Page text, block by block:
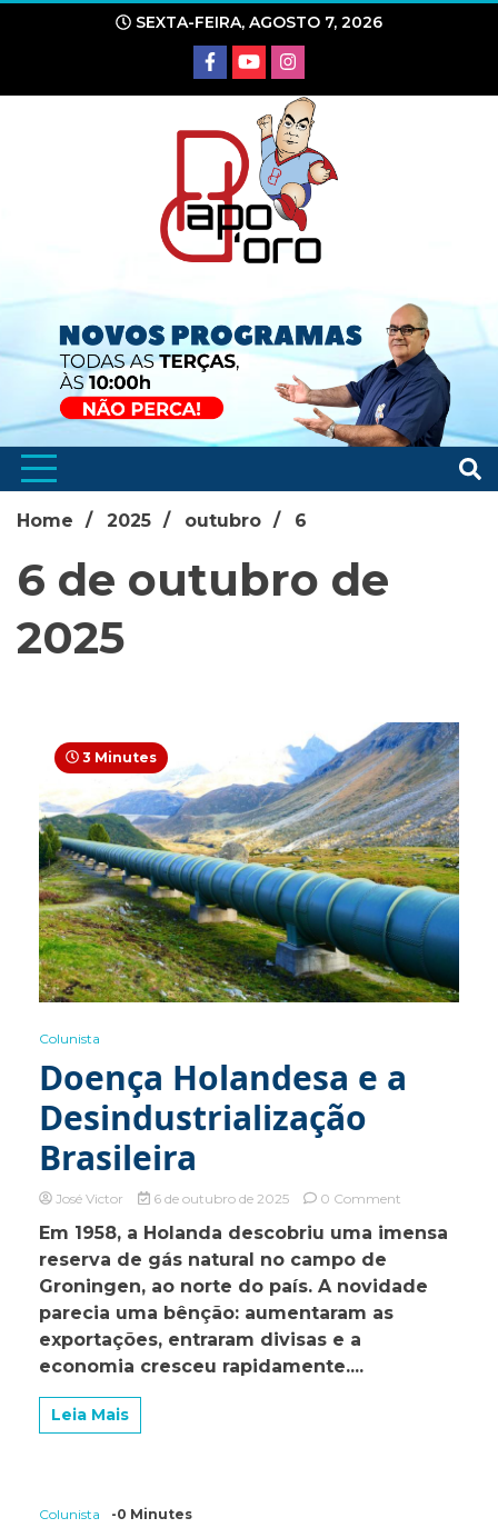
conteúdo
SEXTA-FEIRA, AGOSTO 7, 2026
Home 2025 outubro 6
6 de outubro de
2025
3 Minutes
Colunista
Doença Holandesa e a
Desindustrialização
Brasileira
José Victor 6 de outubro de 2025 0 Commenton
Holandesa
Em 1958, a Holanda descobriu uma imensa
reserva de gás natural no campo de
Groningen, ao norte do país. A novidade
parecia uma bênção: aumentaram as
exportações, entraram divisas e a
economia cresceu rapidamente....
Leia Mais
Colunista -0 Minutes